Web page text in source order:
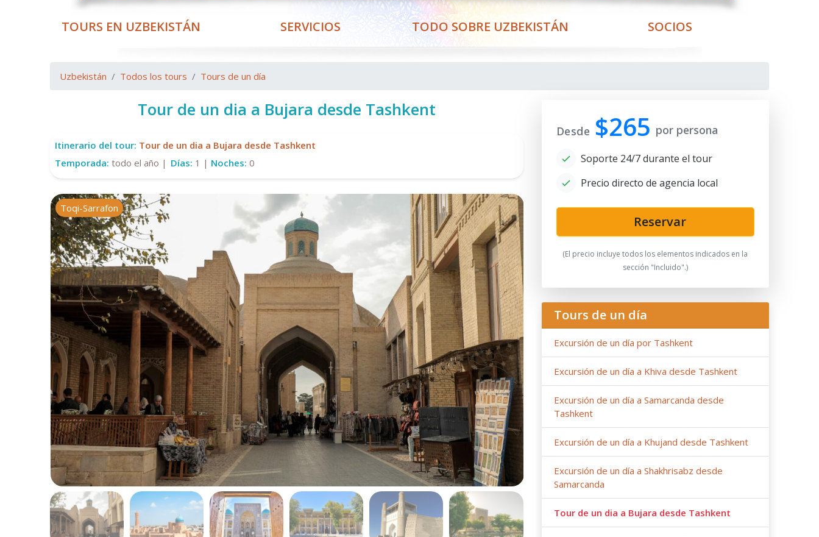
TOURS EN UZBEKISTÁN SERVICIOS TODO SOBRE UZBEKISTÁN SOCIOS
Uzbekistán Todos los tours Tours de un día
Tour de un dia a Bujara desde Tashkent
Itinerario del tour: Tour de un dia a Bujara desde Tashkent
Temporada: todo el año | Días: 1 | Noches: 0
Toqi-Sarrafon Poi-Kalyan Complex
Desde $265 por persona
Soporte 24/7 durante el tour
Precio directo de agencia local
Reservar
(El precio incluye todos los elementos indicados en la
sección "Incluido".)
Tours de un día
Excursión de un día por Tashkent
Excursión de un día a Khiva desde Tashkent
Excursión de un día a Samarcanda desde
Tashkent
Excursión de un día a Khujand desde Tashkent
Excursión de un día a Shakhrisabz desde
Samarcanda
Tour de un dia a Bujara desde Tashkent